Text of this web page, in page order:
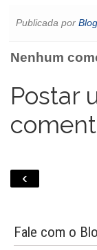
b
k
t
s
p
l
Publicada por
Nenhum
Postar
‹
Fale com o